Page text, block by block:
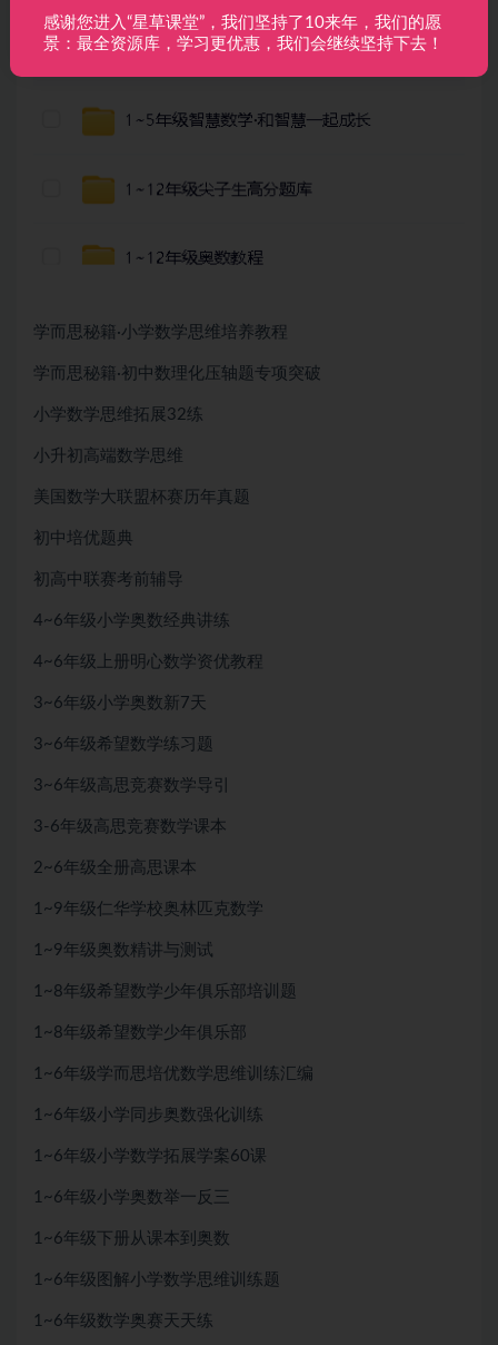
学而思秘籍·小学数学思维培养教程
学而思秘籍·初中数理化压轴题专项突破
小学数学思维拓展32练
小升初高端数学思维
美国数学大联盟杯赛历年真题
初中培优题典
初高中联赛考前辅导
4~6年级小学奥数经典讲练
4~6年级上册明心数学资优教程
3~6年级小学奥数新7天
3~6年级希望数学练习题
3~6年级高思竞赛数学导引
3-6年级高思竞赛数学课本
2~6年级全册高思课本
1~9年级仁华学校奥林匹克数学
1~9年级奥数精讲与测试
1~8年级希望数学少年俱乐部培训题
1~8年级希望数学少年俱乐部
1~6年级学而思培优数学思维训练汇编
1~6年级小学同步奥数强化训练
1~6年级小学数学拓展学案60课
1~6年级小学奥数举一反三
1~6年级下册从课本到奥数
1~6年级图解小学数学思维训练题
1~6年级数学奥赛天天练
感谢您进入“星草课堂”，我们坚持了10来年，我们的愿
景：最全资源库，学习更优惠，我们会继续坚持下去！